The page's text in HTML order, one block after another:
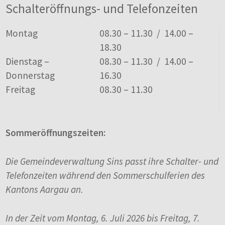
Schalteröffnungs- und Telefonzeiten
TagÖffnungszeiten
Montag
08.30 – 11.30 / 14.00 –
18.30
Dienstag –
Donnerstag
08.30 – 11.30 / 14.00 –
16.30
Freitag
08.30 – 11.30
Sommeröffnungszeiten:
Die Gemeindeverwaltung Sins passt ihre Schalter- und
Telefonzeiten während den Sommerschulferien des
Kantons Aargau an.
In der Zeit vom Montag, 6. Juli 2026 bis Freitag, 7.